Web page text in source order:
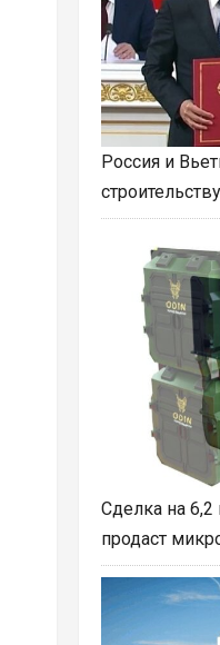
Россия и
Сделка на 6,2
продаст